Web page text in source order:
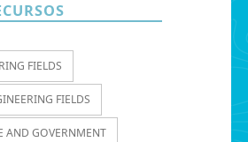
FIELDS
FIELDS
AND GOVERNMENT